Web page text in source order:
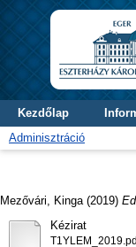
Kezdőlap
Adminisztráció
Mezővári, Kinga (2019)
Kézirat